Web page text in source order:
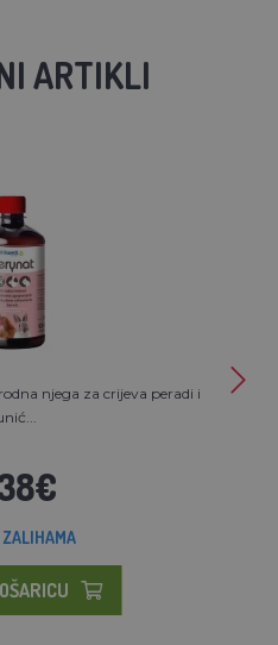
ARTIKLI
njega za crijeva peradi i
ZALIHAMA